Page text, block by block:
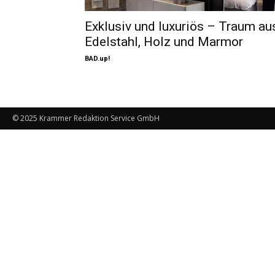
Exklusiv und luxuriös – Traum
Edelstahl, Holz und Marmor
BAD.up!
© 2025 Krammer Redaktion Service GmbH